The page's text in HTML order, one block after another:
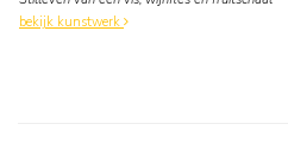
bekijk kunstwerk